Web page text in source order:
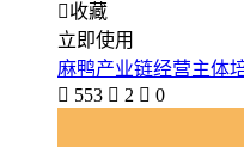
收藏
立即使用
麻鸭产业链经营主体
 553  2  0